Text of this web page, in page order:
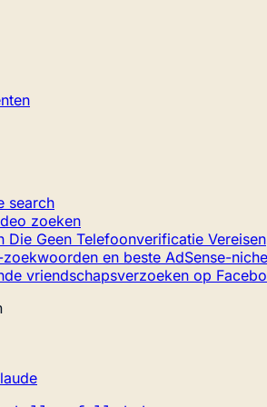
search
zoeken
Die Geen Telefoonverificatie Vereisen
en beste AdSense-
vriendschapsverzoeken op